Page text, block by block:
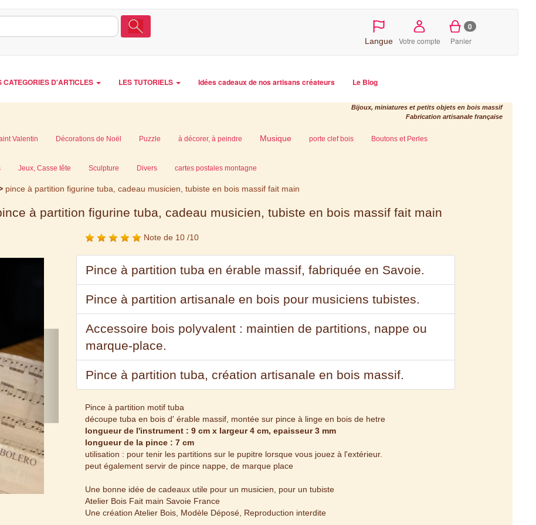
Langue Votre compte
0
Panier
CATEGORIES D'ARTICLES LES TUTORIELS Idées cadeaux de nos artisans créateurs Le Blog
Bijoux, miniatures et petits objets en bois massif
Fabrication artisanale française
Valentin Décorations de Noël Puzzle à décorer, à peindre Musique porte clef bois Boutons et Perles
Jeux, Casse tête Sculpture Divers cartes postales montagne
pince à partition figurine tuba, cadeau musicien, tubiste en bois massif fait main
à partition figurine tuba, cadeau musicien, tubiste en bois massif fait main
Note de 10 /10
Next
Pince à partition tuba en érable massif, fabriquée en Savoie.
Pince à partition artisanale en bois pour musiciens tubistes.
Accessoire bois polyvalent : maintien de partitions, nappe ou
marque-place.
Pince à partition tuba, création artisanale en bois massif.
Pince à partition motif tuba
découpe tuba en bois d' érable massif, montée sur pince à linge en bois de hetre
longueur de l'instrument : 9 cm x largeur 4 cm, epaisseur 3 mm
longueur de la pince : 7 cm
utilisation : pour tenir les partitions sur le pupitre lorsque vous jouez à l'extérieur.
peut également servir de pince nappe, de marque place
Une bonne idée de cadeaux utile pour un musicien, pour un tubiste
Atelier Bois Fait main Savoie France
Une création Atelier Bois, Modèle Déposé, Reproduction interdite